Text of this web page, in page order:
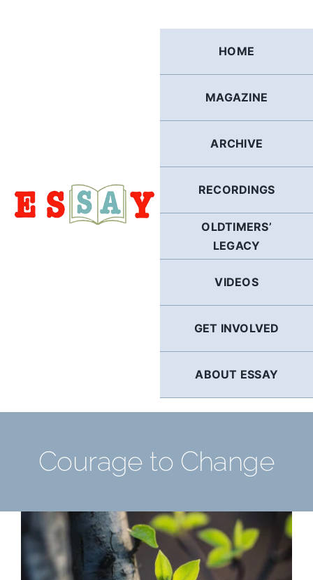
HOME
MAGAZINE
ARCHIVE
RECORDINGS
OLDTIMERS’
LEGACY
VIDEOS
GET INVOLVED
ABOUT ESSAY
Courage to Change